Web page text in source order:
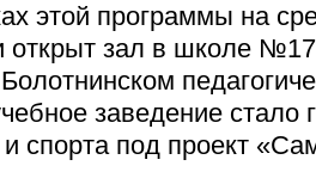
этой программы на
открыт зал в школе
заведение стало
спорта под проект